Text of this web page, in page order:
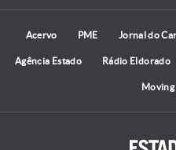
Acervo PME Jornal do
Agência Estado Rádio Eldorado